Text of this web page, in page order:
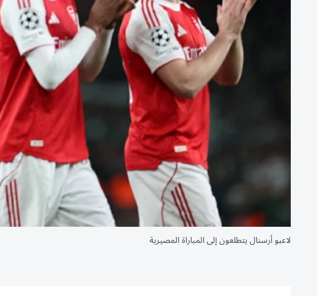
لاعبو أرسنال يتطلعون إلى المباراة المصيرية